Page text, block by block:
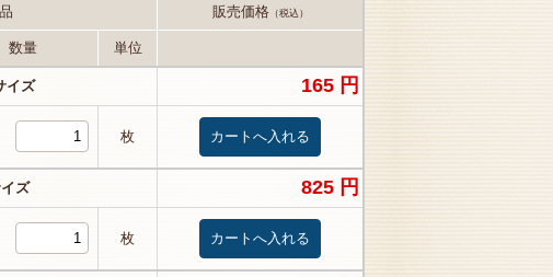
販売価格（税込）
数量 単位
イズ 165 円
枚
ズ 825 円
枚